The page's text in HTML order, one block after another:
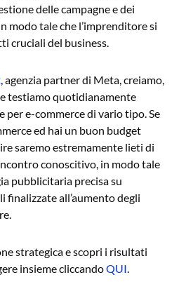
delle campagne e dei
modo tale che l’imprenditore si
cruciali del business.
, agenzia partner di Meta, creiamo,
testiamo quotidianamente
per e-commerce di vario tipo. Se
ed hai un buon budget
saremo estremamente lieti di
conoscitivo, in modo tale
pubblicitaria precisa su
finalizzate all’aumento degli
strategica e scopri i risultati
insieme cliccandoQUI